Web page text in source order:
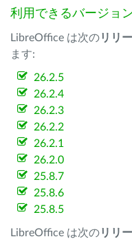
利用できるバージョ
LibreOffice は次のリリ
ます:
26.2.5
26.2.4
26.2.3
26.2.2
26.2.1
26.2.0
25.8.7
25.8.6
25.8.5
LibreOffice は次のリリ